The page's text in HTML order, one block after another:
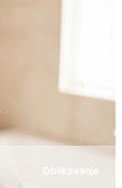
Oblikovanje